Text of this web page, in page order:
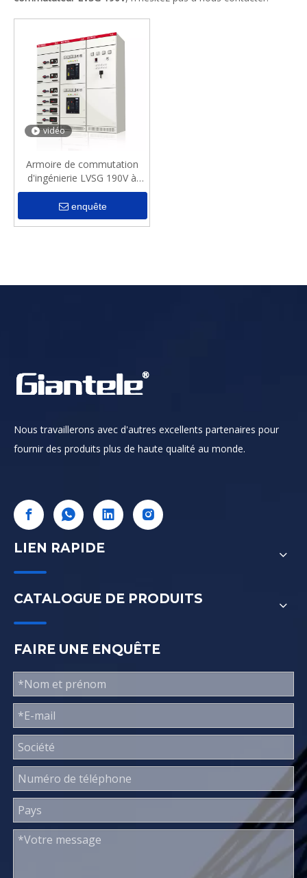
vidéo
Armoire de commutation
d'ingénierie LVSG 190V à
revêtement métallique
enquête
Nous travaillerons avec d'autres excellents partenaires pour
fournir des produits plus de haute qualité au monde.
LIEN RAPIDE
CATALOGUE DE PRODUITS
FAIRE UNE ENQUÊTE